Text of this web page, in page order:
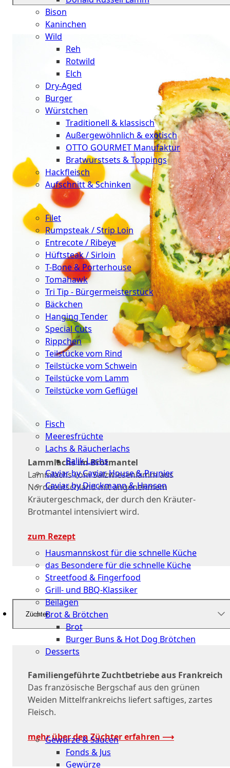
Bison
Kaninchen
Wild
Reh
Rotwild
Elch
Dry-Aged
Burger
Würstchen
Traditionell & klassisch
Außergewöhnlich & exotisch
OTTO GOURMET Manufaktur
Bratwurstsets & Toppings
Hackfleisch
Aufschnitt & Schinken
Cuts
Filet
Rumpsteak / Strip Loin
Entrecote / Ribeye
Hüftsteak / Sirloin
T-Bone & Porterhouse
Tomahawk
Tri Tip - Bürgermeisterstück
Bäckchen
Hanging Tender
Special Cuts
Rippchen
Teilstücke vom Rind
Teilstücke vom Schwein
Teilstücke vom Lamm
Teilstücke vom Geflügel
Fisch
Meeresfrüchte
Lachs & Räucherlachs
Balik Lachs
Caviar by Caviar House & Prunier
Caviar by Dieckmann & Hansen
Probierpakete
Küche
Hausmannskost für die schnelle Küche
das Besondere für die schnelle Küche
Streetfood & Fingerfood
Grill- und BBQ-Klassiker
Beilagen
Brot & Brötchen
Brot
Burger Buns & Hot Dog Brötchen
Desserts
Neu
Sale
&
Gewürze & Saucen
Fonds & Jus
Gewürze
Lammlachs im Brotmantel
Lammlachs vom Salzwiesenlamm aus
Norddeutschland mit angenehmem
Kräutergeschmack, der durch den Kräuter-
Brotmantel intensiviert wird.
zum Rezept
Züchter
Familiengeführte Zuchtbetriebe aus Frankreich
Das französische Bergschaf aus den grünen
Weiden Mittelfrankreichs liefert saftiges, zartes
Fleisch.
mehr über den Züchter erfahren ⟶